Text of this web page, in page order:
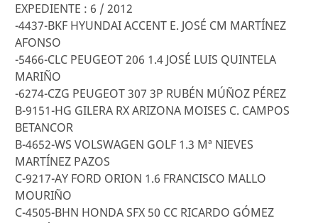
EXPEDIENTE : 6 / 2012
-4437-BKF HYUNDAI ACCENT E. JOSÉ CM MARTÍNEZ
AFONSO
-5466-CLC PEUGEOT 206 1.4 JOSÉ LUIS QUINTELA
MARIÑO
-6274-CZG PEUGEOT 307 3P RUBÉN MÚÑOZ PÉREZ
B-9151-HG GILERA RX ARIZONA MOISES C. CAMPOS
BETANCOR
B-4652-WS VOLSWAGEN GOLF 1.3 Mª NIEVES
MARTÍNEZ PAZOS
C-9217-AY FORD ORION 1.6 FRANCISCO MALLO
MOURIÑO
C-4505-BHN HONDA SFX 50 CC RICARDO GÓMEZ